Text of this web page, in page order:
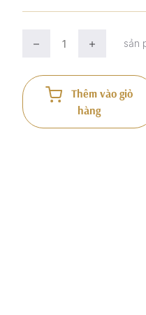
sản
Thêm vào giỏ
hàng